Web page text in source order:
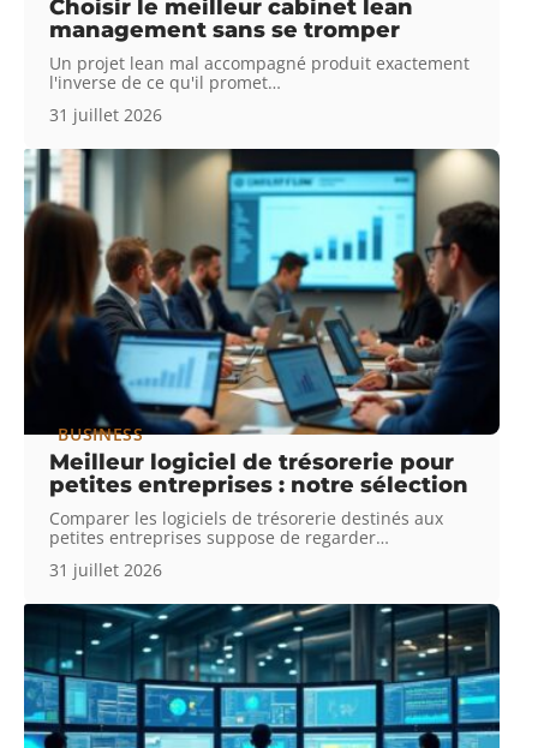
Choisir le meilleur cabinet lean
management sans se tromper
Un projet lean mal accompagné produit exactement
l'inverse de ce qu'il promet…
31 juillet 2026
BUSINESS
Meilleur logiciel de trésorerie pour
petites entreprises : notre sélection
Comparer les logiciels de trésorerie destinés aux
petites entreprises suppose de regarder…
31 juillet 2026